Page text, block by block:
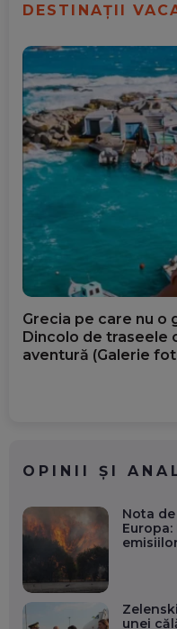
DESTINAȚII
Grecia pe care nu o
Dincolo de traseele
aventură (Galerie
OPINII ȘI
Nota
unei